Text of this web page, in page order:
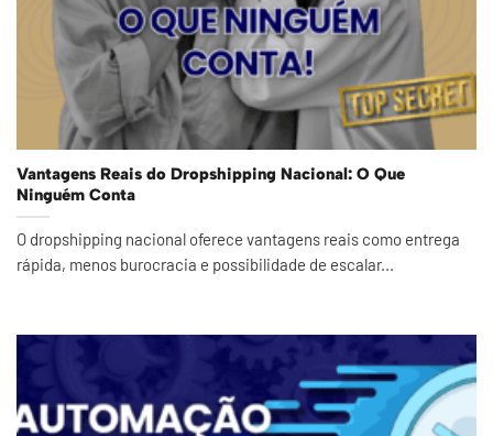
Vantagens Reais do Dropshipping Nacional: O Que
Ninguém Conta
O dropshipping nacional oferece vantagens reais como entrega
rápida, menos burocracia e possibilidade de escalar...